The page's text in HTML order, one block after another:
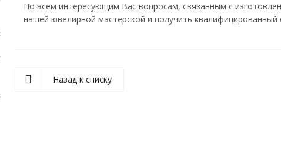
По всем интересующим Вас вопросам, связанным с
нашей ювелирной мастерской и получить квалифицированный
Назад к списку